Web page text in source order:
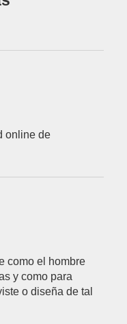
online de
como el hombre
y como para
o diseña de tal